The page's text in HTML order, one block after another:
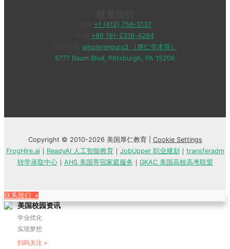
+1 (412) 756-3137
+86 191-2318-4284
wholerenguru3 （厚仁学术哥）
5777 Baum Blvd, Pittsburgh, PA 15206
Copyright © 2010-2026 美国厚仁教育 | Cookie Settings
FrogHire.ai｜ ReadyAI 人工智能教育｜ JobUpper 职业规划 ｜ transferadm
转学录取中心｜ AHS 美国寄宿家庭服务 ｜ GKAC 美国高校高考联盟
联系我们 »
美国校园资讯
学业优化
实现梦想
扫码关注 >